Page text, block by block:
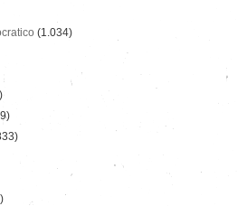
(1.034)